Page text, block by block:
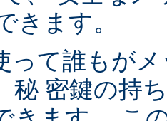
きます。
って誰もが
秘 密鍵の持